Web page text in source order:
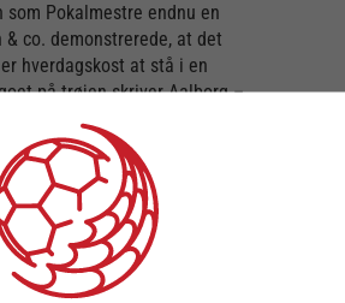
som Pokalmestre endnu en
& co. demonstrerede, at det
hverdagskost at stå i en
på trøjen skriver Aalborg –
var svær at stå imod for TMS
Oliver Wosniak gjorde sit
holdkammeraterne kunne
ende kunne Aalborg løfte
sejrsråbene efter en
sejr på 34-24.
finalen blev Niklas Landin, der